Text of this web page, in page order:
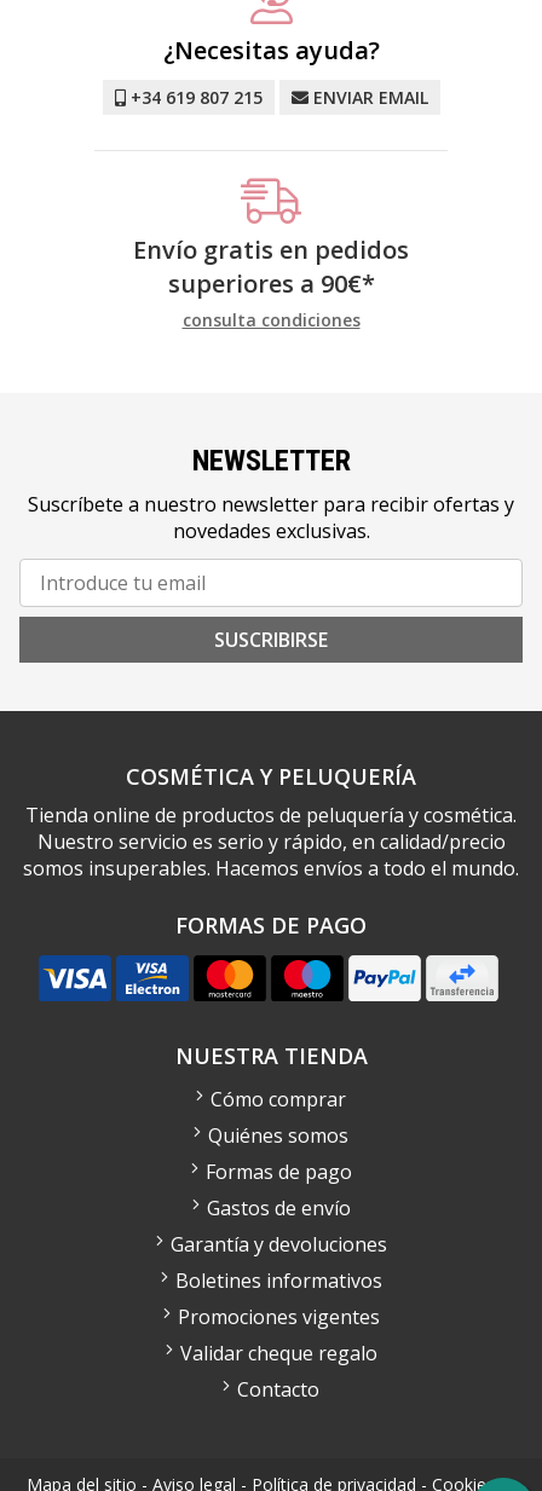
¿Necesitas ayuda?
+34 619 807 215 ENVIAR EMAIL
Envío gratis en pedidos
superiores a 90€*
consulta condiciones
NEWSLETTER
Suscríbete a nuestro newsletter para recibir ofertas y
novedades exclusivas.
SUSCRIBIRSE
COSMÉTICA Y PELUQUERÍA
Tienda online de productos de peluquería y cosmética.
Nuestro servicio es serio y rápido, en calidad/precio
somos insuperables. Hacemos envíos a todo el mundo.
FORMAS DE PAGO
NUESTRA TIENDA
Cómo comprar
Quiénes somos
Formas de pago
Gastos de envío
Garantía y devoluciones
Boletines informativos
Promociones vigentes
Validar cheque regalo
Contacto
Mapa del sitio - Aviso legal - Política de privacidad - Cookies-